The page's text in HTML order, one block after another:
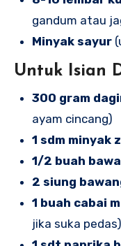
gandum atau
Minyak sayur
Untuk Isian
300 gram
ayam cincang)
1 sdm minyak
1/2 buah
2 siung
1 buah cabai
jika suka pedas)